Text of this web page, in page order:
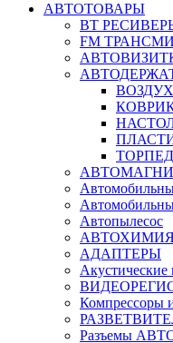
АВТОТОВАРЫ
BT
FM
Автопылесос
АДАПТЕРЫ
Акустические
Компрессоры
Разъемы